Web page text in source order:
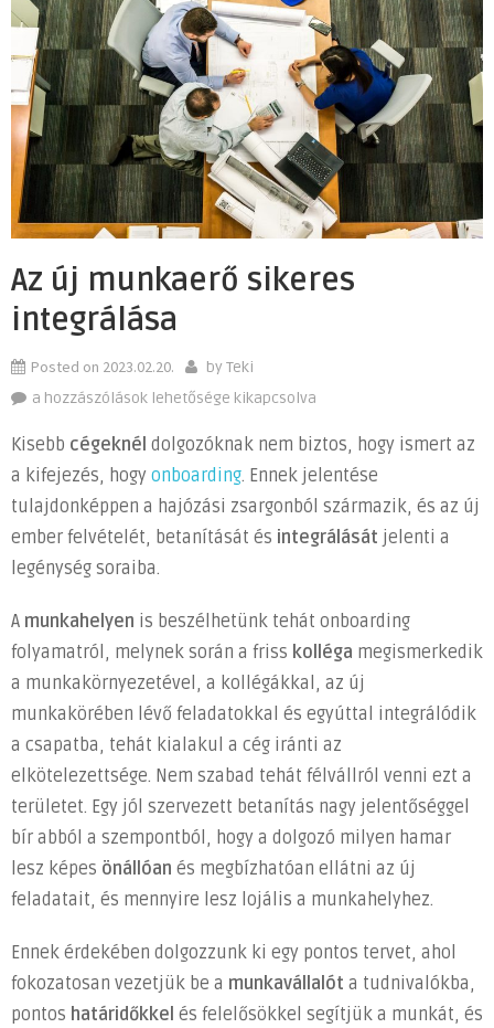
Az új munkaerő sikeres
integrálása
Posted on 2023.02.20. byTeki
Az
munkaerő
sikeres
integrálása
bejegyzéshez
a hozzászólások lehetősége kikapcsolva
Kisebb cégeknél dolgozóknak nem biztos, hogy ismert az
a kifejezés, hogy onboarding. Ennek jelentése
tulajdonképpen a hajózási zsargonból származik, és az új
ember felvételét, betanítását és integrálását jelenti a
legénység soraiba.
A munkahelyen is beszélhetünk tehát onboarding
folyamatról, melynek során a friss kolléga megismerkedik
a munkakörnyezetével, a kollégákkal, az új
munkakörében lévő feladatokkal és egyúttal integrálódik
a csapatba, tehát kialakul a cég iránti az
elkötelezettsége. Nem szabad tehát félvállról venni ezt a
területet. Egy jól szervezett betanítás nagy jelentőséggel
bír abból a szempontból, hogy a dolgozó milyen hamar
lesz képes önállóan és megbízhatóan ellátni az új
feladatait, és mennyire lesz lojális a munkahelyhez.
Ennek érdekében dolgozzunk ki egy pontos tervet, ahol
fokozatosan vezetjük be a munkavállalót a tudnivalókba,
pontos határidőkkel és felelősökkel segítjük a munkát, és